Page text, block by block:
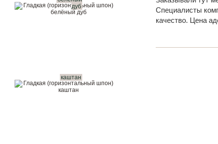
дуб
каштан
Специалисты
качество. Цена